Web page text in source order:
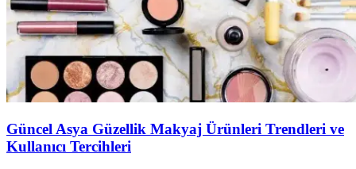
Güncel Asya Güzellik Makyaj Ürünleri Trendleri ve
Kullanıcı Tercihleri